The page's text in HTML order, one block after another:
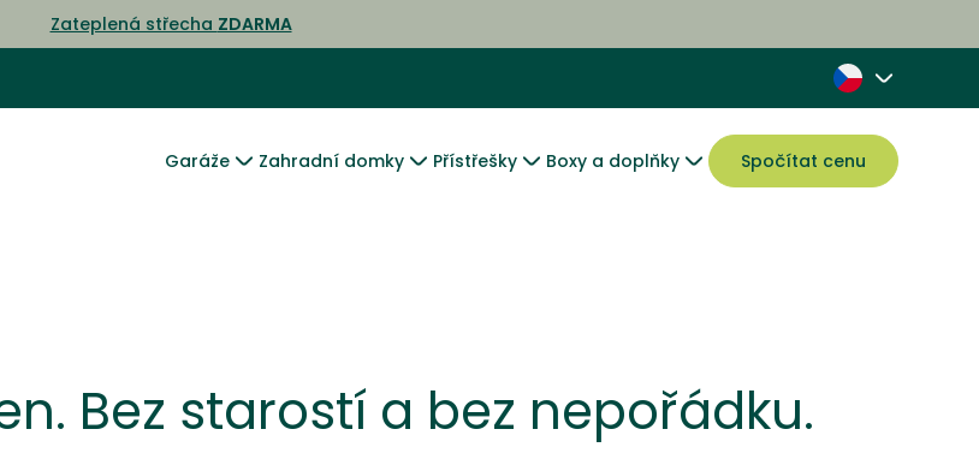
Zateplená střecha ZDARMA
Garáže Zahradní domky Přístřešky Boxy a doplňky Spočítat cenu
Bez starostí a bez nepořádku.